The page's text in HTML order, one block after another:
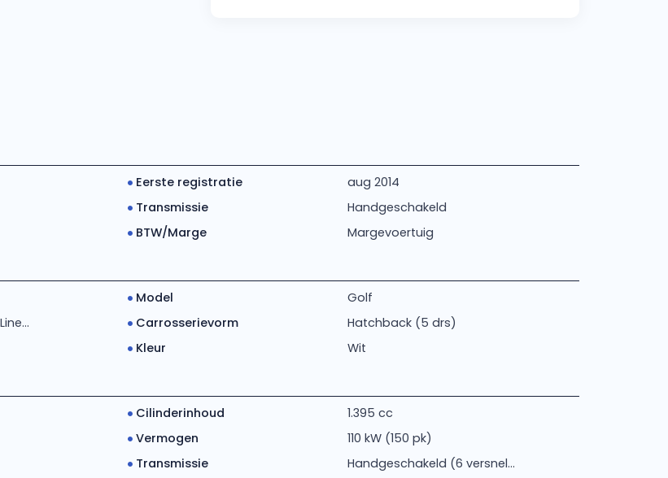
Eerste registratie
aug 2014
Transmissie
Handgeschakeld
BTW/Marge Margevoertuig
Model
Golf
Carrosserievorm
Hatchback (5 drs)
Kleur Wit
Cilinderinhoud
1.395 cc
Vermogen
110 kW (150 pk)
Transmissie
Handgeschakeld (6 versnel...